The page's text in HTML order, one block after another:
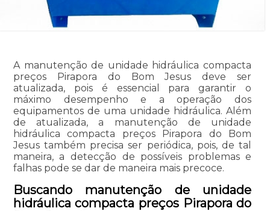
A manutenção de unidade hidráulica compacta
preços Pirapora do Bom Jesus deve ser
atualizada, pois é essencial para garantir o
máximo desempenho e a operação dos
equipamentos de uma unidade hidráulica. Além
de atualizada, a manutenção de unidade
hidráulica compacta preços Pirapora do Bom
Jesus também precisa ser periódica, pois, de tal
maneira, a detecção de possíveis problemas e
falhas pode se dar de maneira mais precoce.
Buscando manutenção de unidade
hidráulica compacta preços Pirapora do